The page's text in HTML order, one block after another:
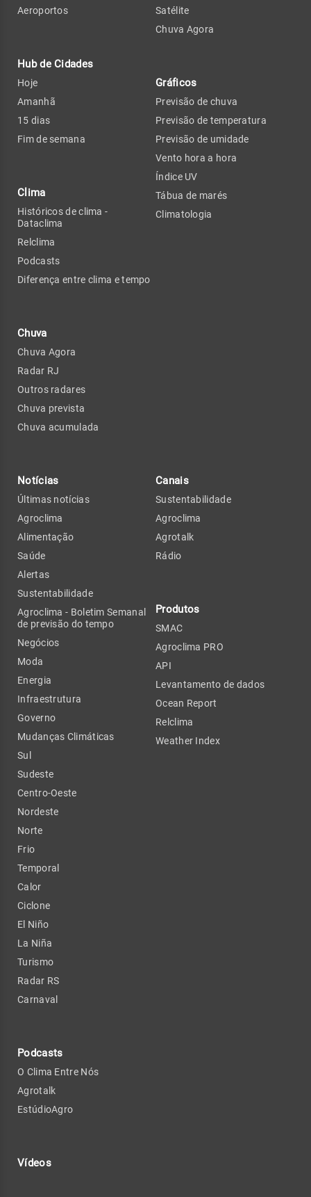
Aeroportos
Hub de Cidades
Hoje
Amanhã
15 dias
Fim de semana
Clima
Históricos de clima -
Dataclima
Relclima
Podcasts
Diferença entre clima e tempo
Chuva
Chuva Agora
Radar RJ
Outros radares
Chuva prevista
Chuva acumulada
Satélite
Chuva Agora
Gráficos
Previsão de chuva
Previsão de temperatura
Previsão de umidade
Vento hora a hora
Índice UV
Tábua de marés
Climatologia
Notícias
Últimas notícias
Agroclima
Alimentação
Saúde
Alertas
Sustentabilidade
Agroclima - Boletim Semanal
de previsão do tempo
Negócios
Moda
Energia
Infraestrutura
Governo
Mudanças Climáticas
Sul
Sudeste
Centro-Oeste
Nordeste
Norte
Frio
Temporal
Calor
Ciclone
El Niño
La Niña
Turismo
Radar RS
Carnaval
Podcasts
O Clima Entre Nós
Agrotalk
EstúdioAgro
Vídeos
Canais
Sustentabilidade
Agroclima
Agrotalk
Rádio
Produtos
SMAC
Agroclima PRO
API
Levantamento de dados
Ocean Report
Relclima
Weather Index